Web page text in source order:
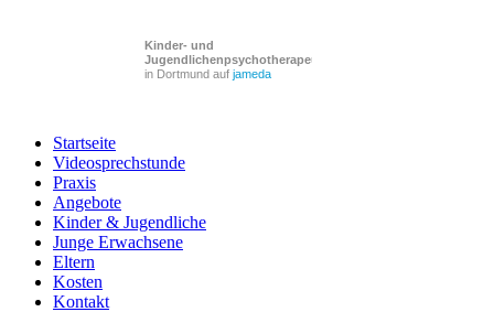
Kinder- und
Jugendlichenpsychotherapeuten
in Dortmund auf jameda
Startseite
Videosprechstunde
Praxis
Angebote
Kinder & Jugendliche
Junge Erwachsene
Eltern
Kosten
Kontakt